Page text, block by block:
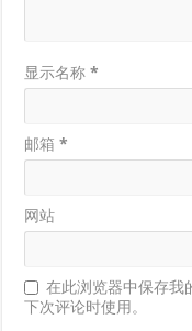
显示名称*
邮箱*
网站
在此浏览器中保存我
下次评论时使用。